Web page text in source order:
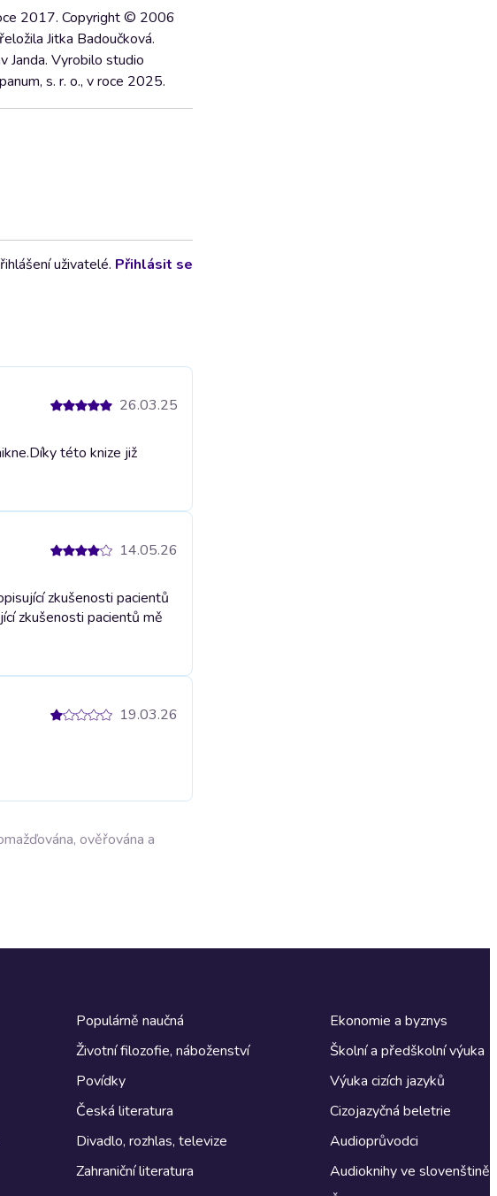
2017. Copyright © 2006
Jitka Badoučková.
Janda. Vyrobilo studio
s. r. o., v roce 2025.
uživatelé. Přihlásit se
26.03.25
Díky této knize již
14.05.26
zkušenosti pacientů
zkušenosti pacientů mě
19.03.26
ověřována a
Populárně naučná
Životní filozofie, náboženství
Povídky
Česká literatura
Divadlo, rozhlas, televize
Zahraniční literatura
Ekonomie a byznys
Školní a předškolní výuka
Výuka cizích jazyků
Cizojazyčná beletrie
Audioprůvodci
Audioknihy ve slovenštině